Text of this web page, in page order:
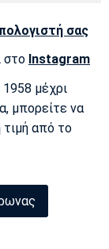
σας
στο Instagram
μέχρι
μπορείτε να
από το